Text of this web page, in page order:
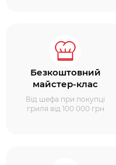
Безкоштовний
майстер-клас
Від шефа при покупці
гриля від 100 000 грн